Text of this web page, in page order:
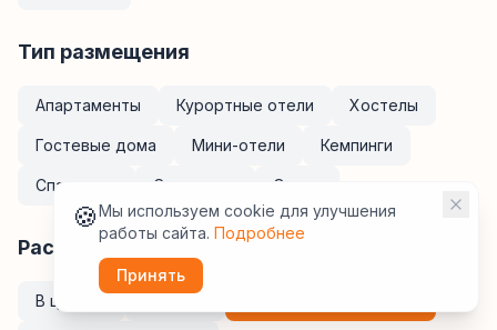
Тип размещения
Апартаменты Курортные отели Хостелы
Гостевые дома Мини-отели Кемпинги
Спа-отели Санатории Отели
Расположение
В центре
🍪Мы используем cookie для улучшения
работы сайта. Подробнее
Принять